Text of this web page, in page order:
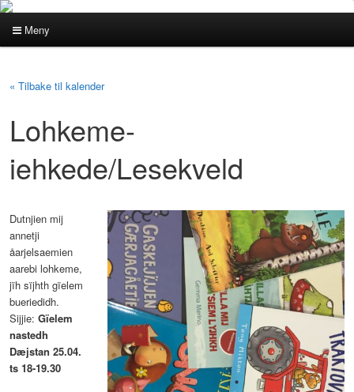
Meny
til
hovedinnholdet
til
sekundærinnholdet
« Tilbake til kalender
Lohkeme-
iehkede/Lesekveld
Dutnjien mij
annetji
åarjelsaemien
aarebi lohkeme,
jïh sïjhth gïelem
bueriedidh.
Sijjie: Gïelem
nastedh
Dæjstan 25.04.
ts 18-19.30